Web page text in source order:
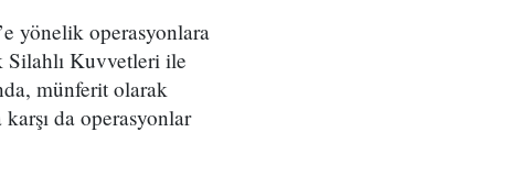
yönelik operasyonlara
Silahlı Kuvvetleri ile
münferit olarak
da operasyonlar